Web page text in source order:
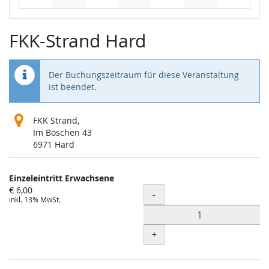
Keine Veranstaltungen
Keine Veranstaltungen
Keine Veranstaltungen
Keine Veranstaltungen
Keine Veranstaltungen
Keine
FKK-Strand Hard
Der Buchungszeitraum für diese Veranstaltung
ist beendet.
FKK Strand,
Im Böschen 43
6971 Hard
Produkte
Unkategorisierte
Produkte
Einzeleintritt Erwachsene
€ 6,00
inkl. 13% MwSt. Menge
-
+